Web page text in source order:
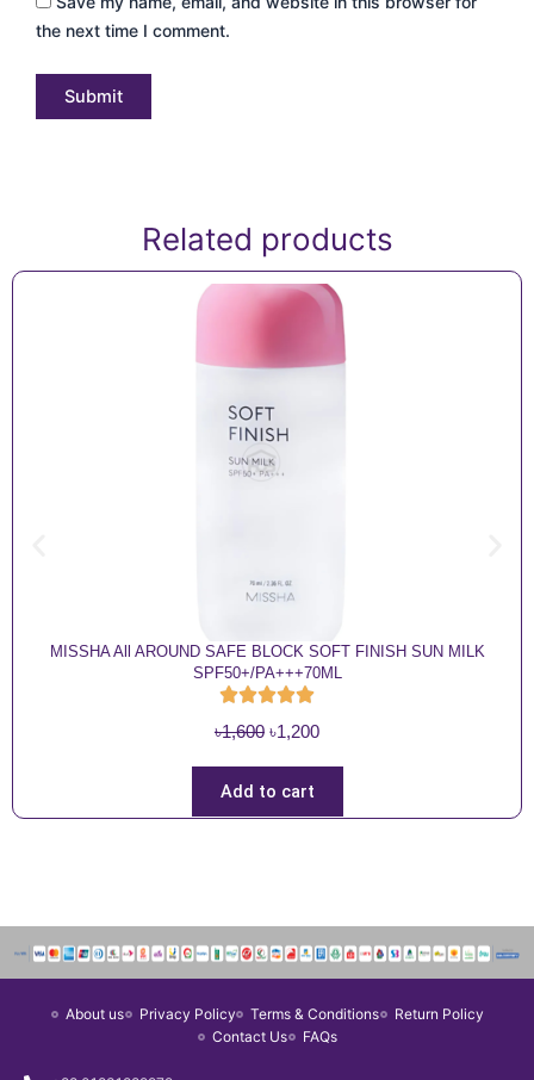
the next time I comment.
Related products
MISSHA All AROUND SAFE BLOCK SOFT FINISH SUN MILK
SPF50+/PA+++70ML
৳1,600 O
i
g
l
p
i
c
৳1,200C
r
p
r
c
e
Add to cart
About us Privacy Policy Terms & Conditions
Return Policy
Contact Us
FAQs